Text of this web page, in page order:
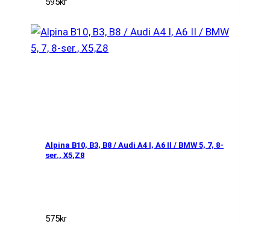
Alpina B10, B3, B8 / Audi A4 I, A6 II / BMW 5, 7, 8-
ser., X5,Z8
575kr